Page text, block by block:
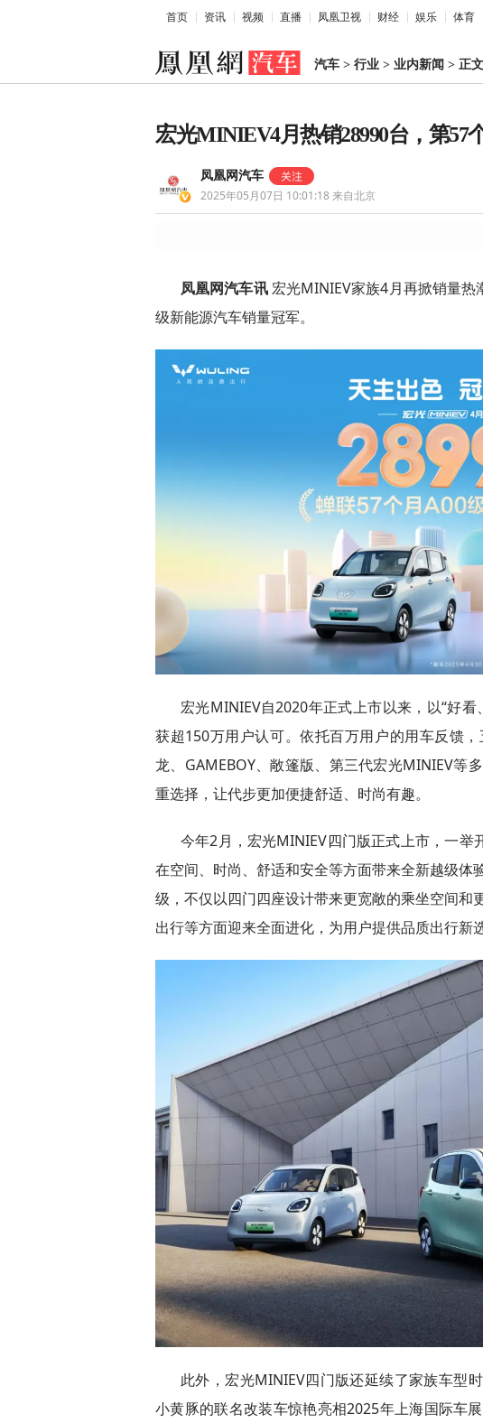
首页 资讯 视频 直播 凤凰卫视 财经 娱乐 体育
汽车 > 行业 > 业内新闻 > 正文
宏光MINIEV4月热销28990台，第57
凤凰网汽车
2025年05月07日 10:01:18 来自北京
凤凰网汽车讯宏光MINIEV家族4月再掀销量
级新能源汽车销量冠军。
宏光MINIEV自2020年正式上市以来，以“好
获超150万用户认可。依托百万用户的用车反馈
龙、GAMEBOY、敞篷版、第三代宏光MINIEV等
重选择，让代步更加便捷舒适、时尚有趣。
今年2月，宏光MINIEV四门版正式上市，一举
在空间、时尚、舒适和安全等方面带来全新越级体
级，不仅以四门四座设计带来更宽敞的乘坐空间和
出行等方面迎来全面进化，为用户提供品质出行新选
此外，宏光MINIEV四门版还延续了家族车型
小黄豚的联名改装车惊艳亮相2025年上海国际车